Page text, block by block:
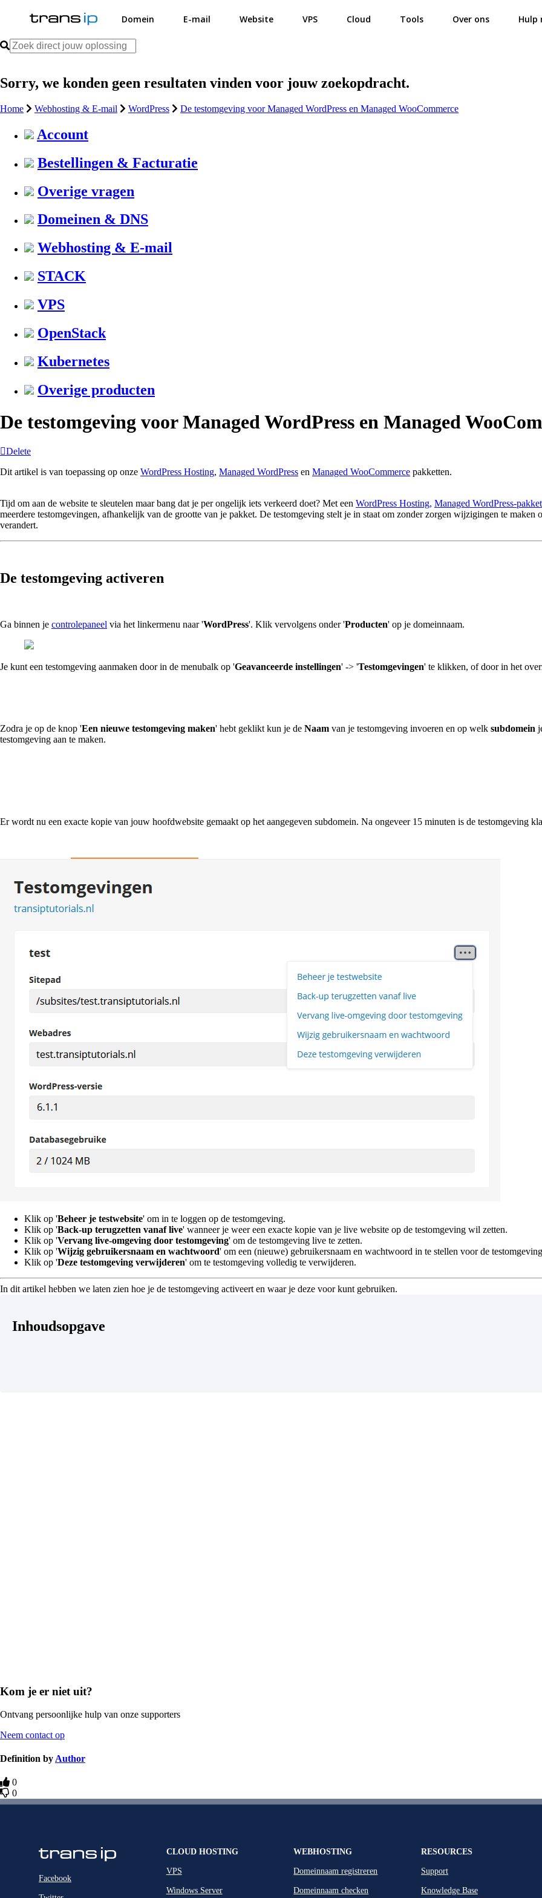
Domein E-mail Website VPS Cloud Tools Over ons Hulp
Sorry, we konden geen resultaten vinden voor jouw zoekopdracht.
Home Webhosting & E-mail WordPress De testomgeving voor Managed WordPress en Managed WooCommerce
Account
Bestellingen & Facturatie
Overige vragen
Domeinen & DNS
Webhosting & E-mail
STACK
VPS
OpenStack
Kubernetes
Overige producten
De testomgeving voor Managed WordPress en Managed
Delete
Dit artikel is van toepassing op onze WordPress Hosting, Managed WordPress en Managed WooCommerce pakketten.
Tijd om aan de website te sleutelen maar bang dat je per ongelijk iets verkeerd doet? Met een WordPress Hosting, Managed WordPress-pakket
meerdere testomgevingen, afhankelijk van de grootte van je pakket. De testomgeving stelt je in staat om zonder zorgen wijzigingen te
verandert.
De testomgeving activeren
Ga binnen je controlepaneel via het linkermenu naar 'WordPress'. Klik vervolgens onder 'Producten' op je domeinnaam.
Je kunt een testomgeving aanmaken door in de menubalk op 'Geavanceerde instellingen' -> 'Testomgevingen' te klikken, of door in het
Zodra je op de knop 'Een nieuwe testomgeving maken' hebt geklikt kun je de Naam van je testomgeving invoeren en op welk subdomein
testomgeving aan te maken.
Er wordt nu een exacte kopie van jouw hoofdwebsite gemaakt op het aangegeven subdomein. Na ongeveer 15 minuten is de testomgeving
Klik op 'Beheer je testwebsite' om in te loggen op de testomgeving.
Klik op 'Back-up terugzetten vanaf live' wanneer je weer een exacte kopie van je live website op de testomgeving wil zetten.
Klik op 'Vervang live-omgeving door testomgeving' om de testomgeving live te zetten.
Klik op 'Wijzig gebruikersnaam en wachtwoord' om een (nieuwe) gebruikersnaam en wachtwoord in te stellen voor de
Klik op 'Deze testomgeving verwijderen' om te testomgeving volledig te verwijderen.
In dit artikel hebben we laten zien hoe je de testomgeving activeert en waar je deze voor kunt gebruiken.
Inhoudsopgave
Kom je er niet uit?
Ontvang persoonlijke hulp van onze supporters
Neem contact op
Definition by Author
0
0
Facebook
CLOUD HOSTING
VPS
Windows Server
WEBHOSTING
Domeinnaam registreren
Domeinnaam checken
RESOURCES
Support
Knowledge Base